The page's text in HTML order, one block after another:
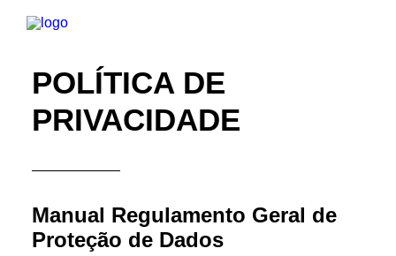
INÍCIO
SERVIÇOS
POLÍTICA DE
PRIVACIDADE
Manual Regulamento Geral de
Proteção de Dados